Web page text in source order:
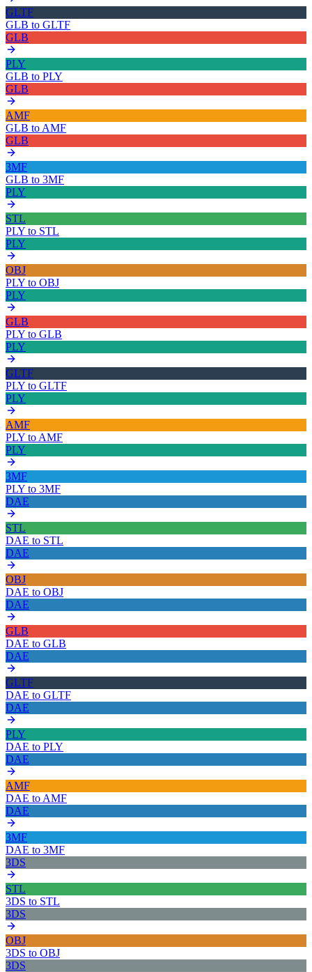
GLTF
GLB to GLTF
GLB
PLY
GLB to PLY
GLB
AMF
GLB to AMF
GLB
3MF
GLB to 3MF
PLY
STL
PLY to STL
PLY
OBJ
PLY to OBJ
PLY
GLB
PLY to GLB
PLY
GLTF
PLY to GLTF
PLY
AMF
PLY to AMF
PLY
3MF
PLY to 3MF
DAE
STL
DAE to STL
DAE
OBJ
DAE to OBJ
DAE
GLB
DAE to GLB
DAE
GLTF
DAE to GLTF
DAE
PLY
DAE to PLY
DAE
AMF
DAE to AMF
DAE
3MF
DAE to 3MF
3DS
STL
3DS to STL
3DS
OBJ
3DS to OBJ
3DS